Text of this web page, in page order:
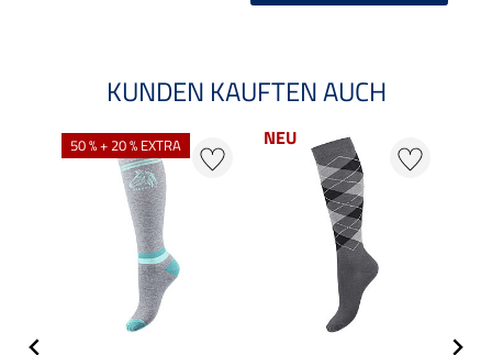
KUNDEN KAUFTEN AUCH
50 % + 20 % EXTRA NEU